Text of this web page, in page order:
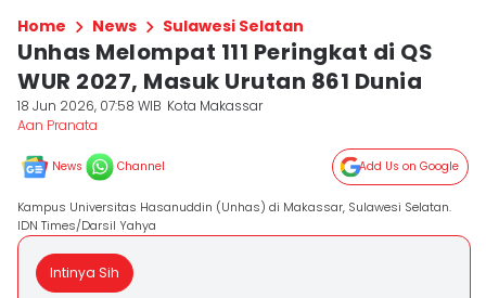
Home News Sulawesi Selatan
Unhas Melompat 111 Peringkat di QS
WUR 2027, Masuk Urutan 861 Dunia
18 Jun 2026, 07:58 WIB Kota Makassar
Aan Pranata
News Channel Add Us on Google
Kampus Universitas Hasanuddin (Unhas) di Makassar, Sulawesi Selatan.
IDN Times/Darsil Yahya
Intinya Sih